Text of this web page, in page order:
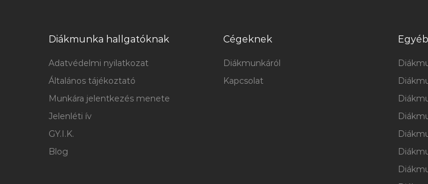
Diákmunka hallgatóknak
Adatvédelmi nyilatkozat
Általános tájékoztató
Munkára jelentkezés menete
Jelenléti ív
GY.I.K.
Blog
Cégeknek
Diákmunkáról
Kapcsolat
Egyéb